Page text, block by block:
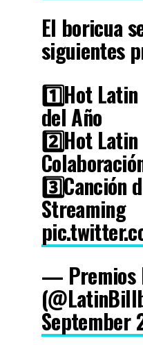
El boricua
siguientes
1️⃣Hot Latin
del Año
2️⃣Hot Latin
3️⃣Canción
Streaming
— Premios
September